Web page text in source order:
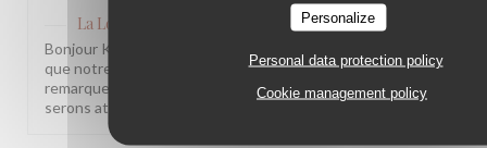
Personalize
Personal data protection policy
Cookie management policy
La Lorraine
has replied to this review
Bonjour Karim, Merci pour ce retour ! Nous sommes ravis
que notre équipe et l'ambiance vous aient plu. Votre
remarque sur le rapport qualité-prix est notée, nous y
serons attentifs. À très bientôt !